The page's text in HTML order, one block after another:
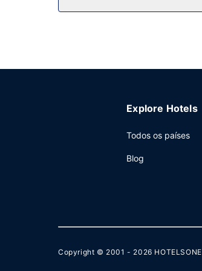
Explore Hotels
Todos os países
Blog
Copyright © 2001 - 2026 HOTELSONE